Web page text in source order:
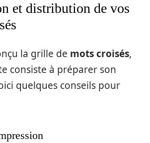
et distribution de vos
la grille de mots croisés,
consiste à préparer son
quelques conseils pour